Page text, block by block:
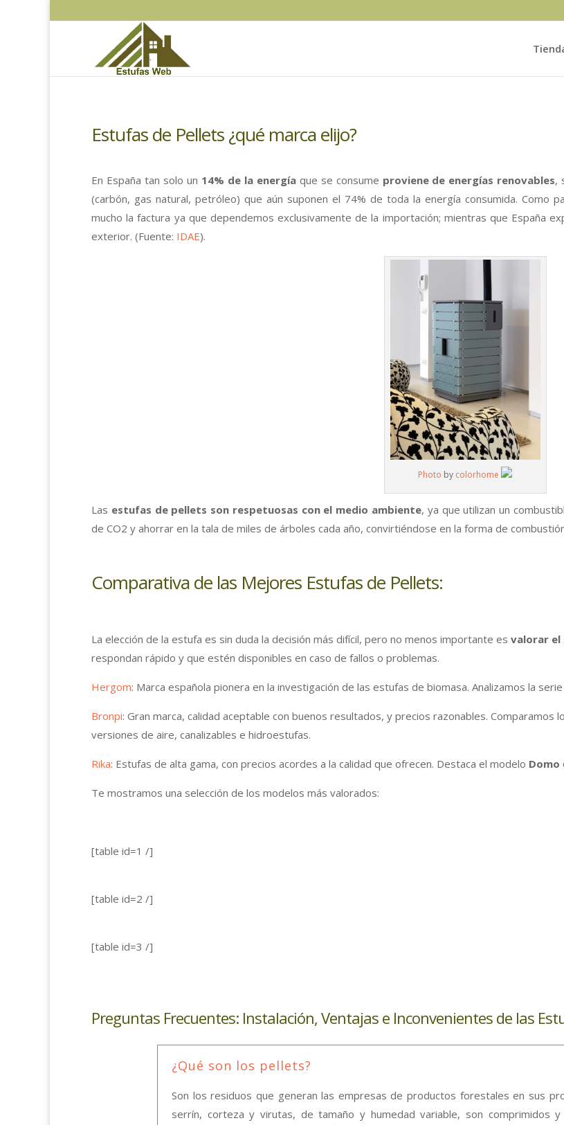
Estufas de Pellets ¿qué marca elijo?
En España tan solo un 14% de la energíaque se consume proviene de energías renovables,
(carbón, gas natural, petróleo) que aún suponen el 74% de toda la energía consumida. Como
mucho la factura ya que dependemos exclusivamente de la importación; mientras que España
exterior. (Fuente: IDAE).
Photo by colorhome
Las estufas de pellets son respetuosas con el medio ambiente, ya que utilizan un
de CO2 y ahorrar en la tala de miles de árboles cada año, convirtiéndose en la forma de
Comparativa de las Mejores Estufas de Pellets:
La elección de la estufa es sin duda la decisión más difícil, pero no menos importante es valorar el
respondan rápido y que estén disponibles en caso de fallos o problemas.
Hergom: Marca española pionera en la investigación de las estufas de biomasa. Analizamos la serie
Bronpi: Gran marca, calidad aceptable con buenos resultados, y precios razonables. Comparamos
versiones de aire, canalizables e hidroestufas.
Rika: Estufas de alta gama, con precios acordes a la calidad que ofrecen. Destaca el modelo Domo
Te mostramos una selección de los modelos más valorados:
[table id=1 /]
[table id=2 /]
[table id=3 /]
Preguntas Frecuentes: Instalación, Ventajas e Inconvenientes de las
¿Qué son los pellets?
Son los residuos que generan las empresas de productos forestales en sus
serrín, corteza y virutas, de tamaño y humedad variable, son comprimidos